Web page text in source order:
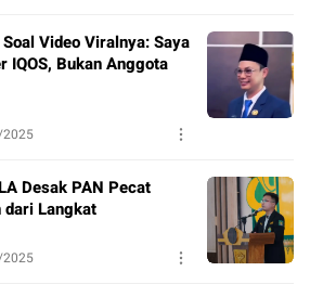
Video Viralnya: Saya
IQOS, Bukan Anggota
Desak PAN Pecat
dari Langkat